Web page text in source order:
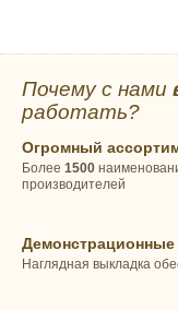
Почему с нами
работать?
Огромный
Более 1500
производителей
Демонстрационные
Наглядная выкладка